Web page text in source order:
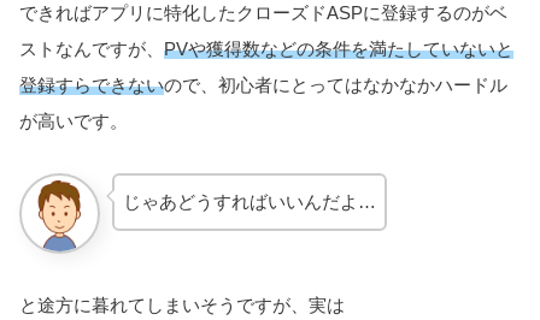
できればアプリに特化したクローズドASPに登録するのがベ
ストなんですが、 PVや獲得数などの条件を満たしていないと
登録すらできないので、初心者にとってはなかなかハードル
が高いです。
じゃあどうすればいいんだよ…
と途方に暮れてしまいそうですが、実は